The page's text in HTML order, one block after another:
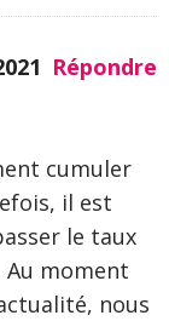
Répondre
cumuler
il est
le taux
Au moment
nous